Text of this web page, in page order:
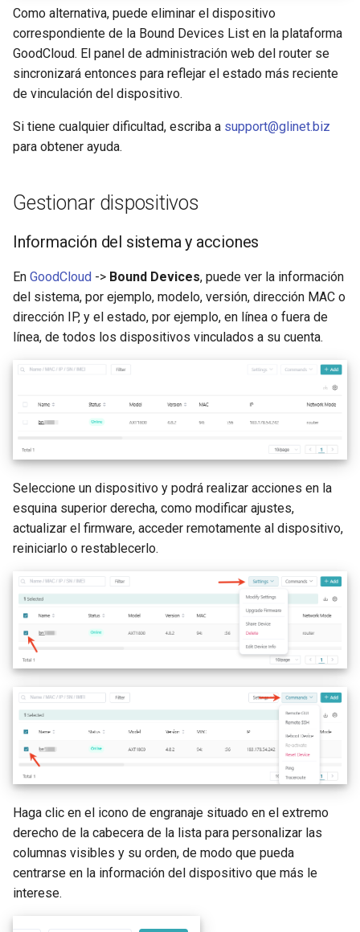
Como alternativa, puede eliminar el dispositivo
correspondiente de la Bound Devices List en la plataforma
GoodCloud. El panel de administración web del router se
sincronizará entonces para reflejar el estado más reciente
de vinculación del dispositivo.
Si tiene cualquier dificultad, escriba a support@glinet.biz
para obtener ayuda.
Gestionar dispositivos
Información del sistema y acciones
En GoodCloud -> Bound Devices, puede ver la información
del sistema, por ejemplo, modelo, versión, dirección MAC o
dirección IP, y el estado, por ejemplo, en línea o fuera de
línea, de todos los dispositivos vinculados a su cuenta.
Seleccione un dispositivo y podrá realizar acciones en la
esquina superior derecha, como modificar ajustes,
actualizar el firmware, acceder remotamente al dispositivo,
reiniciarlo o restablecerlo.
Haga clic en el icono de engranaje situado en el extremo
derecho de la cabecera de la lista para personalizar las
columnas visibles y su orden, de modo que pueda
centrarse en la información del dispositivo que más le
interese.